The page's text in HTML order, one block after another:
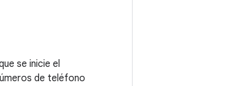
se inicie el
de teléfono